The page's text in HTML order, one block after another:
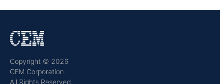
Copyright © 2026
CEM Corporation
All Rights Reserved